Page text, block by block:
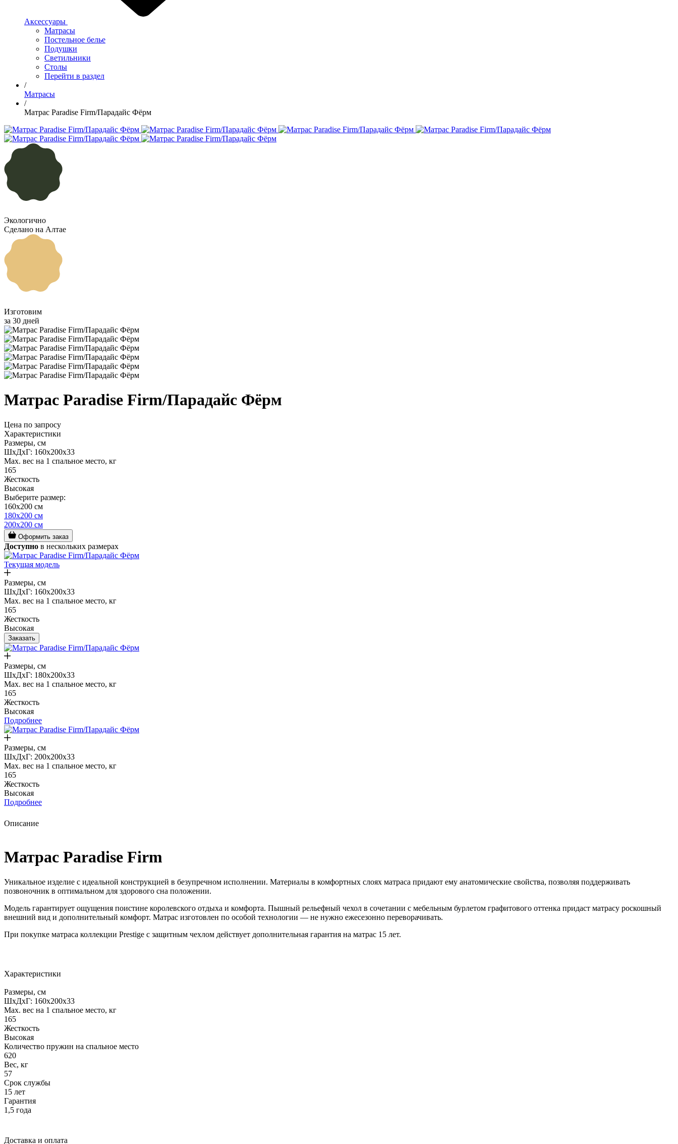
Аксессуары
Матрасы
Постельное белье
Подушки
Светильники
Столы
Перейти в раздел
/
Матрасы
/
Матрас Paradise Firm/Парадайс Фёрм
Экологично
Сделано на Алтае
Изготовим
за 30 дней
Матрас Paradise Firm/Парадайс Фёрм
Цена по запросу
Характеристики
Размеры, см
ШxДxГ: 160x200x33
Max. вес на 1 спальное место, кг
165
Жесткость
Высокая
Выберите размер:
160x200 см
180x200 см
200x200 см
Оформить заказ
Доступно в нескольких размерах
Текущая модель
Размеры, см
ШxДxГ: 160x200x33
Max. вес на 1 спальное место, кг
165
Жесткость
Высокая
Заказать
Размеры, см
ШxДxГ: 180x200x33
Max. вес на 1 спальное место, кг
165
Жесткость
Высокая
Подробнее
Размеры, см
ШxДxГ: 200x200x33
Max. вес на 1 спальное место, кг
165
Жесткость
Высокая
Подробнее
Описание
Матрас Paradise Firm
Уникальное изделие с идеальной конструкцией в безупречном исполнении. Материалы в комфортных слоях матраса придают ему анатомические свойства, позволяя поддерживать
позвоночник в оптимальном для здорового сна положении.
Модель гарантирует ощущения поистине королевского отдыха и комфорта. Пышный рельефный чехол в сочетании с мебельным бурлетом графитового оттенка придаст матрасу роскошный
внешний вид и дополнительный комфорт. Матрас изготовлен по особой технологии — не нужно ежесезонно переворачивать.
При покупке матраса коллекции Prestige с защитным чехлом действует дополнительная гарантия на матрас 15 лет.
Характеристики
Размеры, см
ШxДxГ: 160x200x33
Max. вес на 1 спальное место, кг
165
Жесткость
Высокая
Количество пружин на спальное место
620
Вес, кг
57
Срок службы
15 лет
Гарантия
1,5 года
Доставка и оплата